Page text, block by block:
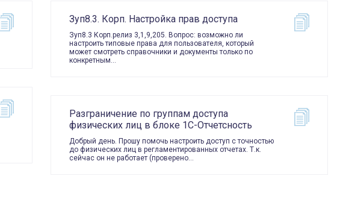
Зуп8.3. Корп. Настройка прав доступа
Зуп8.3 Корп.релиз 3,1,9,205. Вопрос: возможно ли
настроить типовые права для пользователя, который
может смотреть справочники и документы только по
конкретным…
Разграничение по группам доступа
физических лиц в блоке 1С-Отчетсность
Добрый день. Прошу помочь настроить доступ с точностью
до физических лиц в регламентированных отчетах. Т.к.
сейчас он не работает (проверено…